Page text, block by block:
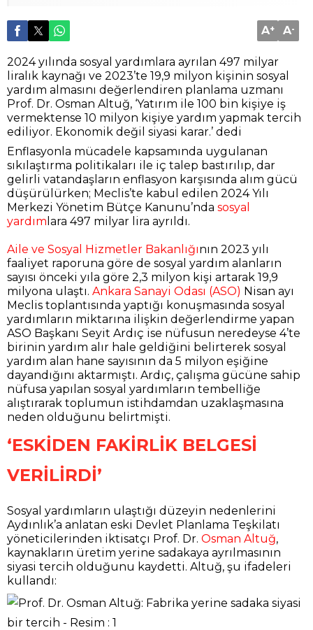
A+ A-
2024 yılında sosyal yardımlara ayrılan 497 milyar
liralık kaynağı ve 2023’te 19,9 milyon kişinin sosyal
yardım almasını değerlendiren planlama uzmanı
Prof. Dr. Osman Altuğ, ‘Yatırım ile 100 bin kişiye iş
vermektense 10 milyon kişiye yardım yapmak tercih
ediliyor. Ekonomik değil siyasi karar.’ dedi
Enflasyonla mücadele kapsamında uygulanan
sıkılaştırma politikaları ile iç talep bastırılıp, dar
gelirli vatandaşların enflasyon karşısında alım gücü
düşürülürken; Meclis’te kabul edilen 2024 Yılı
Merkezi Yönetim Bütçe Kanunu’nda sosyal
yardım lara 497 milyar lira ayrıldı.
Aile ve Sosyal Hizmetler Bakanlığının 2023 yılı
faaliyet raporuna göre de sosyal yardım alanların
sayısı önceki yıla göre 2,3 milyon kişi artarak 19,9
milyona ulaştı. Ankara Sanayi Odası (ASO) Nisan ayı
Meclis toplantısında yaptığı konuşmasında sosyal
yardımların miktarına ilişkin değerlendirme yapan
ASO Başkanı Seyit Ardıç ise nüfusun neredeyse 4’te
birinin yardım alır hale geldiğini belirterek sosyal
yardım alan hane sayısının da 5 milyon eşiğine
dayandığını aktarmıştı. Ardıç, çalışma gücüne sahip
nüfusa yapılan sosyal yardımların tembelliğe
alıştırarak toplumun istihdamdan uzaklaşmasına
neden olduğunu belirtmişti.
‘ESKİDEN FAKİRLİK BELGESİ
VERİLİRDİ’
Sosyal yardımların ulaştığı düzeyin nedenlerini
Aydınlık’a anlatan eski Devlet Planlama Teşkilatı
yöneticilerinden iktisatçı Prof. Dr. Osman Altuğ,
kaynakların üretim yerine sadakaya ayrılmasının
siyasi tercih olduğunu kaydetti. Altuğ, şu ifadeleri
kullandı: